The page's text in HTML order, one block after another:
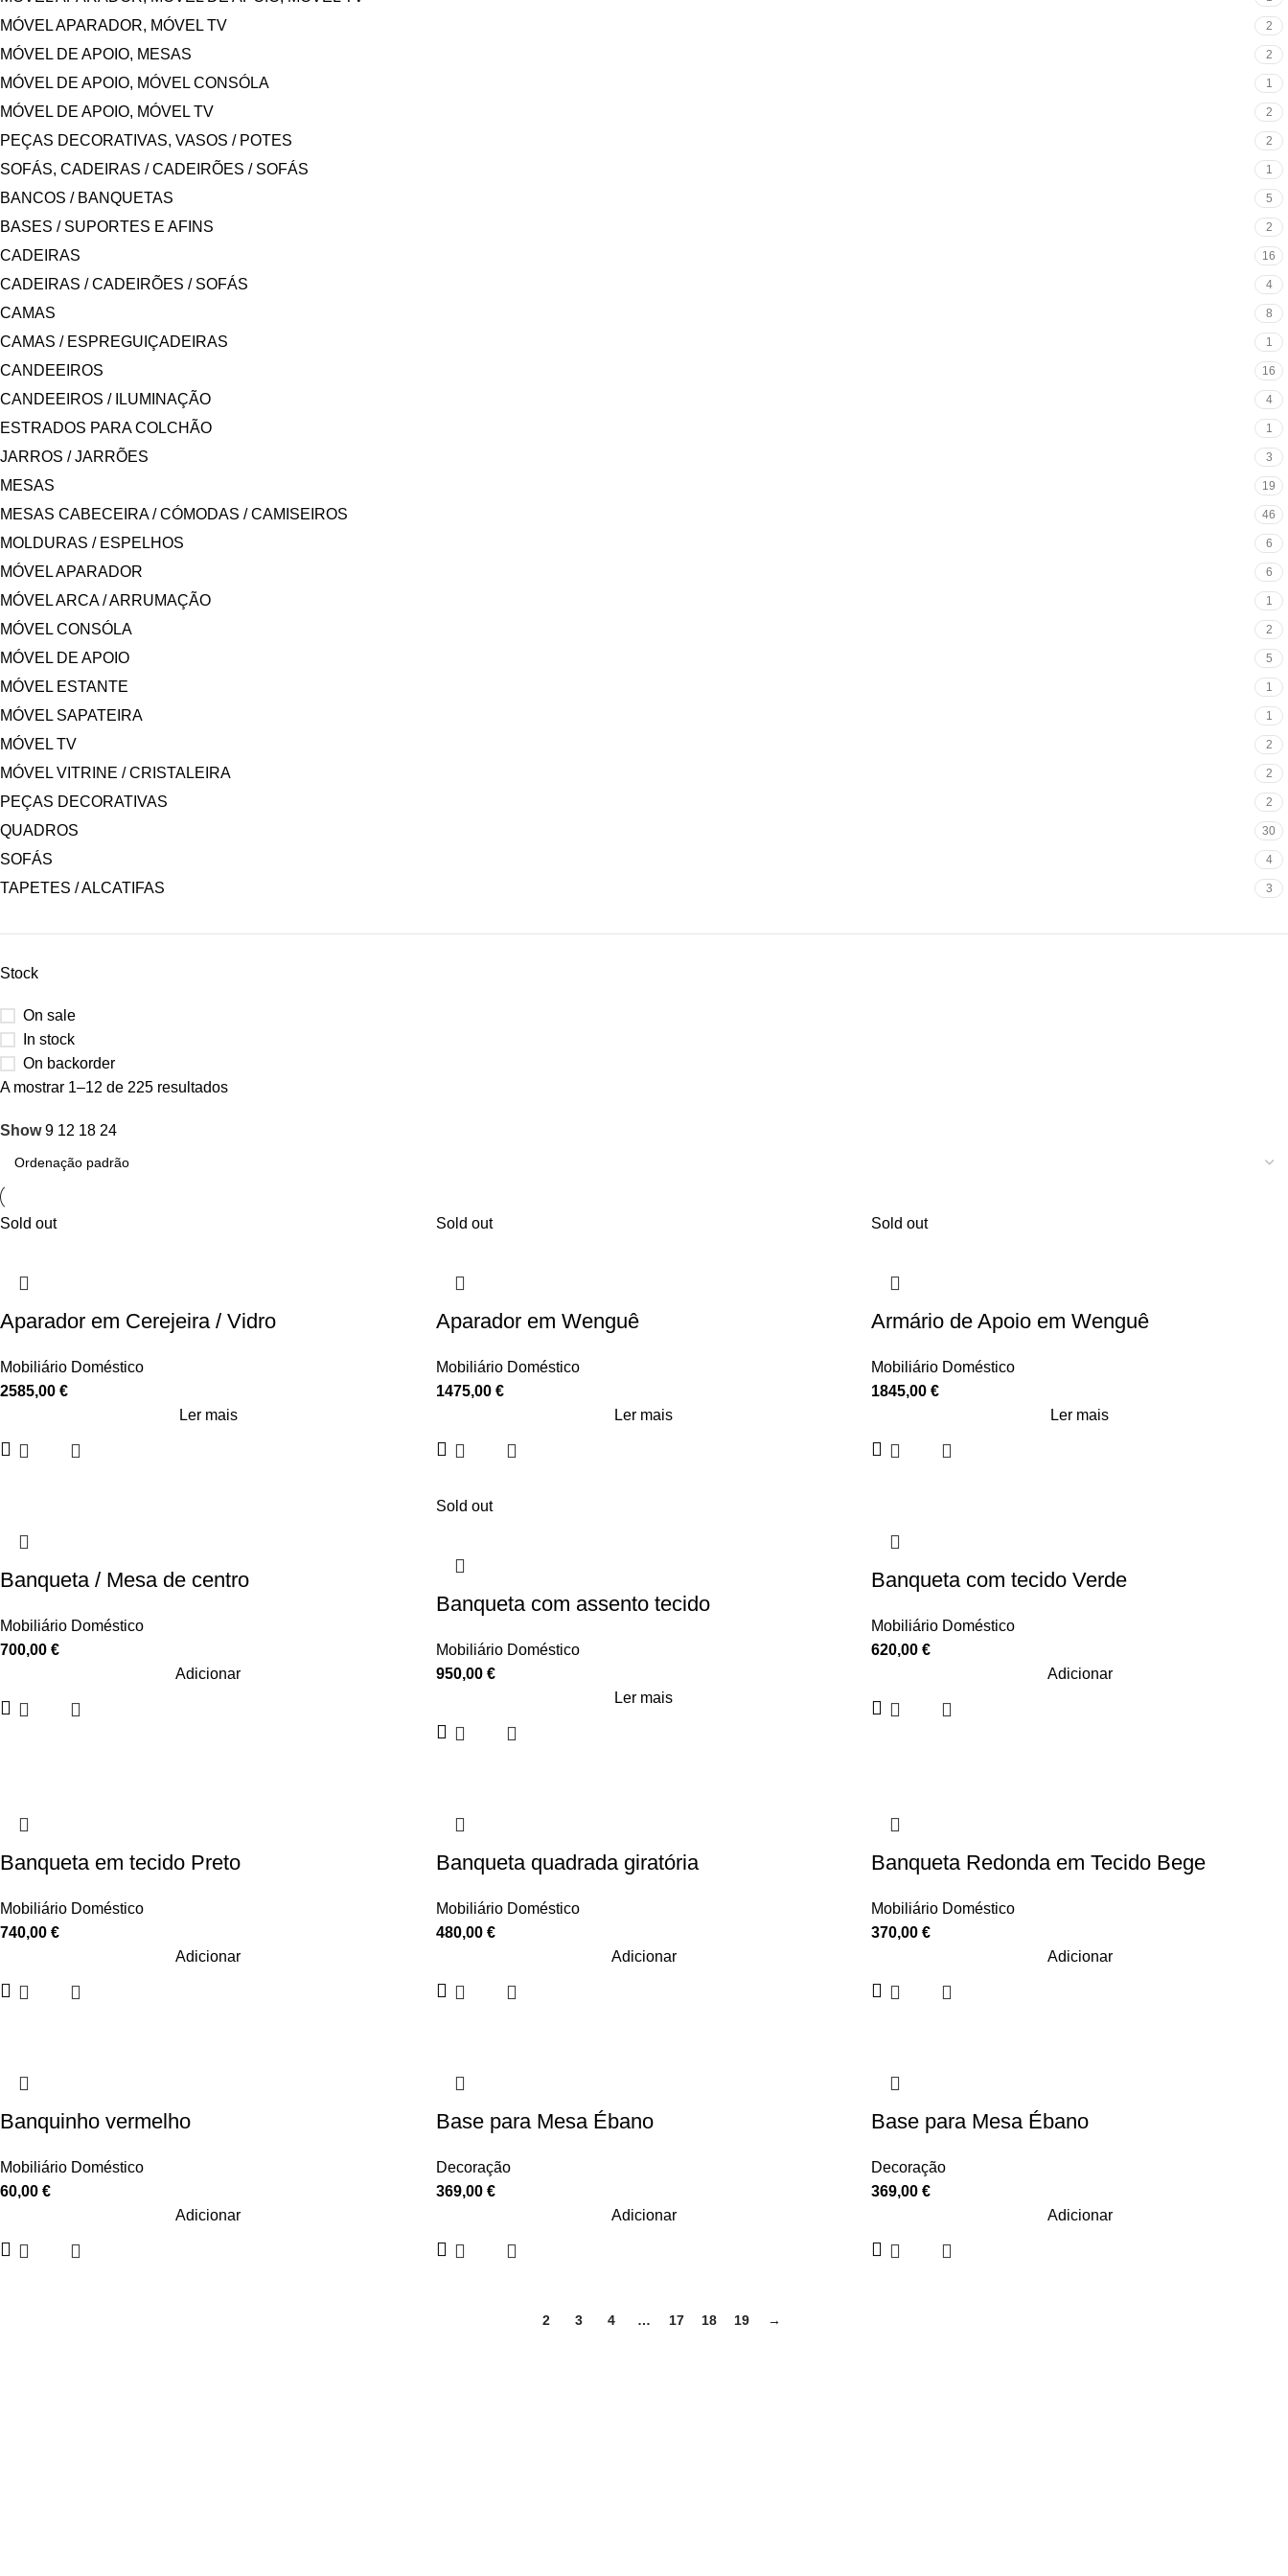
MÓVEL APARADOR, MÓVEL TV 2
MÓVEL DE APOIO, MESAS 2
MÓVEL DE APOIO, MÓVEL CONSÓLA 1
MÓVEL DE APOIO, MÓVEL TV 2
PEÇAS DECORATIVAS, VASOS / POTES 2
SOFÁS, CADEIRAS / CADEIRÕES / SOFÁS 1
BANCOS / BANQUETAS 5
BASES / SUPORTES E AFINS 2
CADEIRAS 16
CADEIRAS / CADEIRÕES / SOFÁS 4
CAMAS 8
CAMAS / ESPREGUIÇADEIRAS 1
CANDEEIROS 16
CANDEEIROS / ILUMINAÇÃO 4
ESTRADOS PARA COLCHÃO 1
JARROS / JARRÕES 3
MESAS 19
MESAS CABECEIRA / CÓMODAS / CAMISEIROS 46
MOLDURAS / ESPELHOS 6
MÓVEL APARADOR 6
MÓVEL ARCA / ARRUMAÇÃO 1
MÓVEL CONSÓLA 2
MÓVEL DE APOIO 5
MÓVEL ESTANTE 1
MÓVEL SAPATEIRA 1
MÓVEL TV 2
MÓVEL VITRINE / CRISTALEIRA 2
PEÇAS DECORATIVAS 2
QUADROS 30
SOFÁS 4
TAPETES / ALCATIFAS 3
Stock
On sale
In stock
On backorder
A mostrar 1–12 de 225 resultados
Show9 12 18 24
Sold out
Aparador em Cerejeira / Vidro
Mobiliário Doméstico
2585,00 €
Ler mais
Sold out
Aparador em Wenguê
Mobiliário Doméstico
1475,00 €
Ler mais
Sold out
Armário de Apoio em Wenguê
Mobiliário Doméstico
1845,00€
Ler mais
Banqueta / Mesa de centro
Mobiliário Doméstico
700,00 €
Adicionar
Sold out
Banqueta com assento tecido
Mobiliário Doméstico
950,00 €
Ler mais
Banqueta com tecido Verde
Mobiliário Doméstico
620,00€
Adicionar
Banqueta em tecido Preto
Mobiliário Doméstico
740,00 €
Adicionar
Banqueta quadrada giratória
Mobiliário Doméstico
480,00 €
Adicionar
Banqueta Redonda em Tecido Bege
Mobiliário Doméstico
370,00€
Adicionar
Banquinho vermelho
Mobiliário Doméstico
60,00 €
Adicionar
Base para Mesa Ébano
Decoração
369,00 €
Adicionar
Base para Mesa Ébano
Decoração
369,00€
Adicionar
2 3 4 … 17 18 19 →